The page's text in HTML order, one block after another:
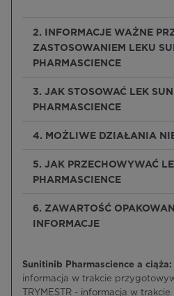
2. INFORMACJE WAŻNE
ZASTOSOWANIEM LEKU
PHARMASCIENCE
3. JAK STOSOWAĆ LEK
PHARMASCIENCE
4. MOŻLIWE DZIAŁANIA
5. JAK PRZECHOWYWAĆ
PHARMASCIENCE
6. ZAWARTOŚĆ
INFORMACJE
Sunitinib Pharmascience a ciąża:
informacja w trakcie
TRYMESTR - informacja w